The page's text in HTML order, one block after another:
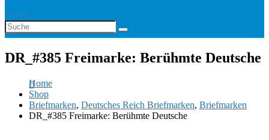
Suche
DR_#385 Freimarke: Berühmte Deutsche
Home
Shop
Briefmarken, Deutsches Reich Briefmarken, Briefmarken
DR_#385 Freimarke: Berühmte Deutsche